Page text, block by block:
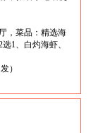
，菜品：精选海
1、白灼海虾、
）